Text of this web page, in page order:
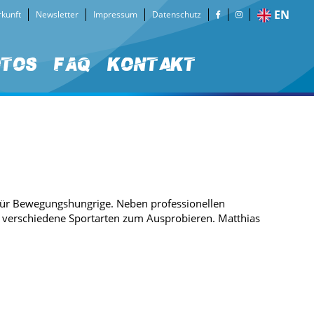
Newsletter Impressum Datenschutz EN
FAQ Kontakt
Bewegungshungrige. Neben professionellen
Sportarten zum Ausprobieren. Matthias